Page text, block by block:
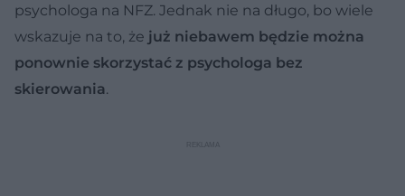
psychologa na NFZ. Jednak nie na długo, bo wiele
wskazuje na to, że już niebawem będzie można
ponownie skorzystać z psychologa bez
skierowania.